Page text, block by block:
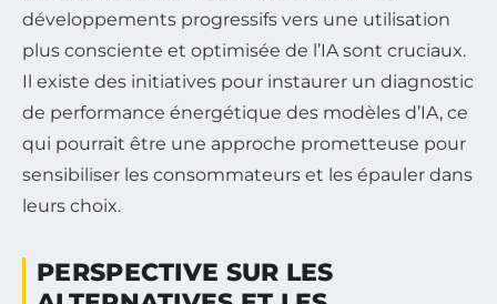
développements progressifs vers une utilisation
plus consciente et optimisée de l’IA sont cruciaux.
Il existe des initiatives pour instaurer un diagnostic
de performance énergétique des modèles d’IA, ce
qui pourrait être une approche prometteuse pour
sensibiliser les consommateurs et les épauler dans
leurs choix.
PERSPECTIVE SUR LES